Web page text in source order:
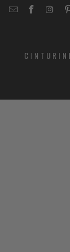
EMAIL